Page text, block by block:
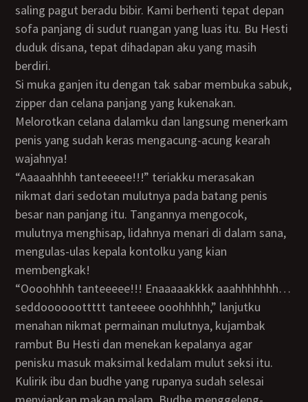
saling pagut beradu bibir. Kami berhenti tepat depan
sofa panjang di sudut ruangan yang luas itu. Bu Hesti
duduk disana, tepat dihadapan aku yang masih
berdiri.
Si muka ganjen itu dengan tak sabar membuka sabuk,
zipper dan celana panjang yang kukenakan.
Melorotkan celana dalamku dan langsung menerkam
penis yang sudah keras mengacung-acung kearah
wajahnya!
“Aaaaahhhh tanteeeee!!!” teriakku merasakan
nikmat dari sedotan mulutnya pada batang penis
besar nan panjang itu. Tangannya mengocok,
mulutnya menghisap, lidahnya menari di dalam sana,
mengulas-ulas kepala kontolku yang kian
membengkak!
“Oooohhhh tanteeeee!!! Enaaaaakkkk aaahhhhhhh…
seddoooooottttt tanteeee ooohhhhh,” lanjutku
menahan nikmat permainan mulutnya, kujambak
rambut Bu Hesti dan menekan kepalanya agar
penisku masuk maksimal kedalam mulut seksi itu.
Kulirik ibu dan budhe yang rupanya sudah selesai